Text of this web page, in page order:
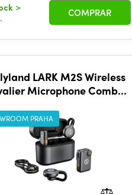
>
COMPRAR
LARK M2S Wireless
Microphone Combo
PRAHA